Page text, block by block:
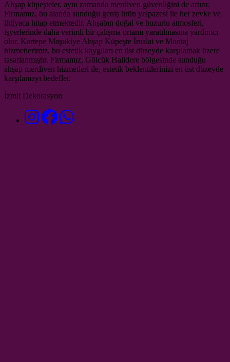
Ahşap küpeşteler, aynı zamanda merdiven güvenliğini de artırır.
Firmamız, bu alanda sunduğu geniş ürün yelpazesi ile her zevke ve
ihtiyaca hitap etmektedir. Ahşabın doğal ve huzurlu atmosferi,
işyerlerinde daha verimli bir çalışma ortamı yaratılmasına yardımcı
olur. Kartepe Maşukiye Ahşap Küpeşte İmalat ve Montaj
hizmetlerimiz, bu estetik kaygıları en üst düzeyde karşılamak üzere
tasarlanmıştır. Firmamız, Gölcük Halidere bölgesinde sunduğu
ahşap merdiven hizmetleri ile, estetik beklentilerinizi en üst düzeyde
karşılamayı hedefler.
İzmit Dekorasyon